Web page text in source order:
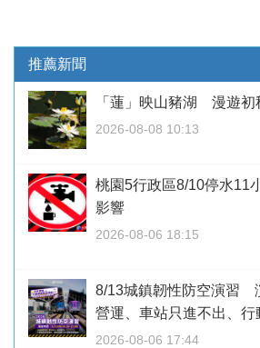
推薦新聞
「蓮」映山豬湖 漫遊初
2026-08-08 10:13
桃園5行政區8/10停水
影響
2026-08-06 18:15
8/13城鎮韌性防空演習
營運、車站只進不出、行
2026-08-06 17:44